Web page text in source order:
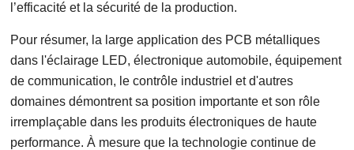
l’efficacité et la sécurité de la production.
Pour résumer, la large application des PCB métalliques
dans l'éclairage LED, électronique automobile, équipement
de communication, le contrôle industriel et d'autres
domaines démontrent sa position importante et son rôle
irremplaçable dans les produits électroniques de haute
performance. À mesure que la technologie continue de